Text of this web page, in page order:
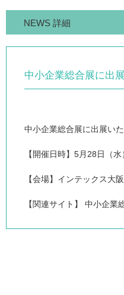
NEWS 詳細
中小企業総合展に出
中小企業総合展に出展いた
【開催日時】5月28日（
【会場】インテックス大
【関連サイト】 中小企業